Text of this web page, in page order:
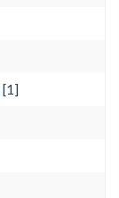
[1]